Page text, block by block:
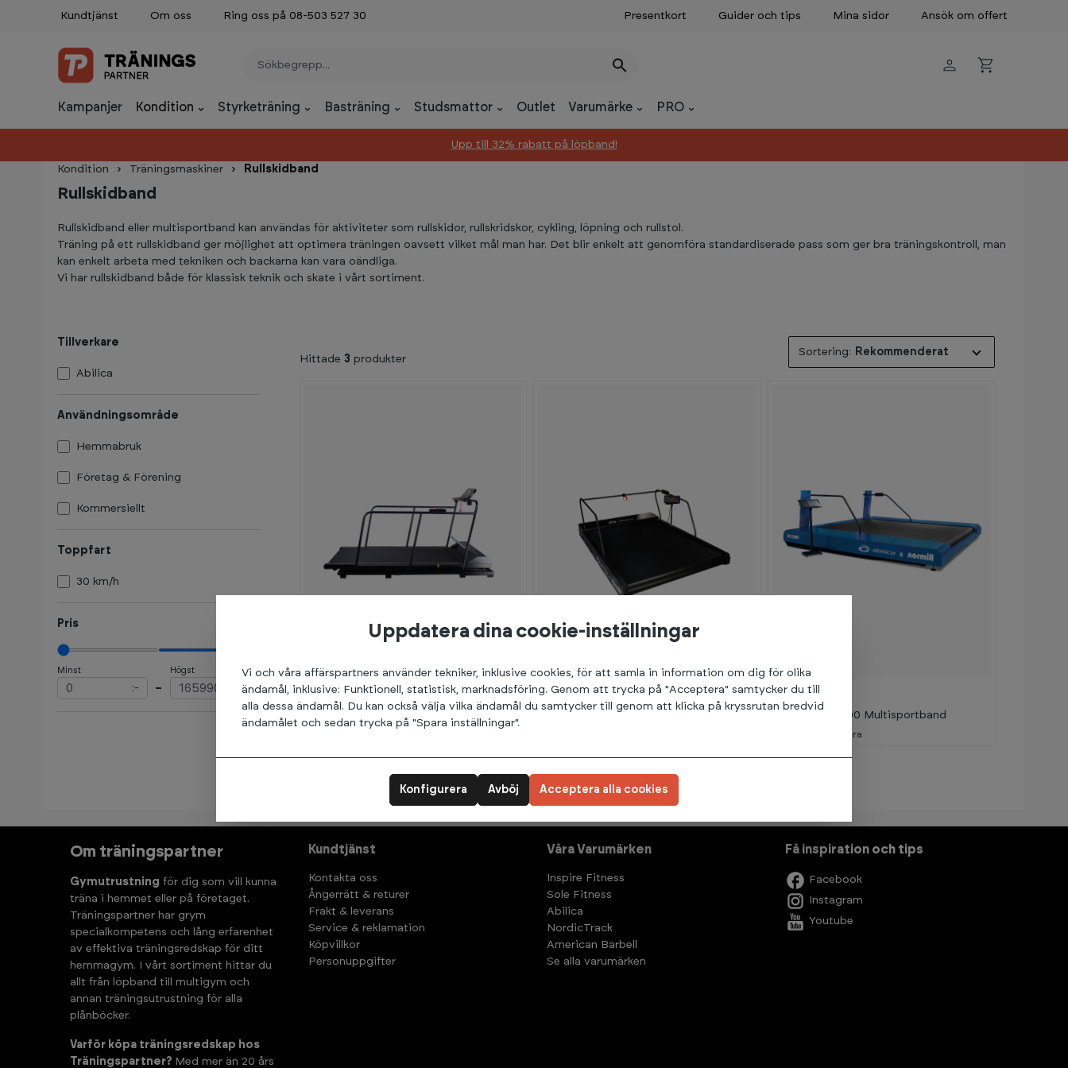
to main content
Skip to search
Skip to main navigation
Kundtjänst Om oss Ring oss på 08-503 527 30 Presentkort Guider och tips Mina sidor Ansök om offert
Kampanjer Kondition Styrketräning Basträning Studsmattor Outlet Varumärke PRO
Upp till 32% rabatt på löpband!
Kondition Träningsmaskiner Rullskidband
Rullskidband
Rullskidband eller multisportband kan användas för aktiviteter som rullskidor, rullskridskor, cykling, löpning och rullstol.
Träning på ett rullskidband ger möjlighet att optimera träningen oavsett vilket mål man har. Det blir enkelt att genomföra standardiserade pass som ger bra träningskontroll, man
kan enkelt arbeta med tekniken och backarna kan vara oändliga.
Vi har rullskidband både för klassisk teknik och skate i vårt sortiment.
Tillverkare
Abilica
Användningsområde
Hemmabruk
Företag & Förening
Kommersiellt
Toppfart
30 km/h
Pris
Minst
:- –
Högst
:-
Rekommenderat
Hittade 3 produkter
Abilica
Normill XC 3000 Multisportband
Normill XC-3300 Multisportband
Beställningsvara
Om träningspartner
Gymutrustning för dig som vill kunna
träna i hemmet eller på företaget.
Träningspartner har grym
specialkompetens och lång erfarenhet
av effektiva träningsredskap för ditt
hemmagym. I vårt sortiment hittar du
allt från löpband till multigym och
annan träningsutrustning för alla
plånböcker.
Varför köpa träningsredskap hos
Träningspartner? Med mer än 20 års
Kundtjänst
Kontakta oss
Ångerrätt & returer
Frakt & leverans
Service & reklamation
Köpvillkor
Personuppgifter
Våra Varumärken
Inspire Fitness
Sole Fitness
Abilica
NordicTrack
American Barbell
Se alla varumärken
Få inspiration och tips
Facebook
Instagram
Youtube
Uppdatera dina cookie-inställningar
Vi och våra affärspartners använder tekniker, inklusive cookies, för att samla in information om dig för olika
ändamål, inklusive: Funktionell, statistisk, marknadsföring. Genom att trycka på "Acceptera" samtycker du till
alla dessa ändamål. Du kan också välja vilka ändamål du samtycker till genom att klicka på kryssrutan bredvid
ändamålet och sedan trycka på "Spara inställningar".
Avböj
Konfigurera Acceptera alla cookies